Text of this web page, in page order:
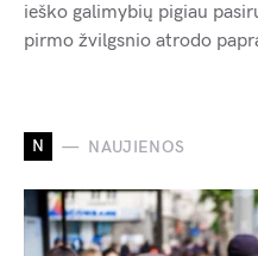
ieško galimybių pigiau
pirmo žvilgsnio atrodo
N NAUJIENOS